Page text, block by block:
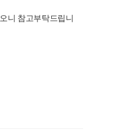
니 참고부탁드립니